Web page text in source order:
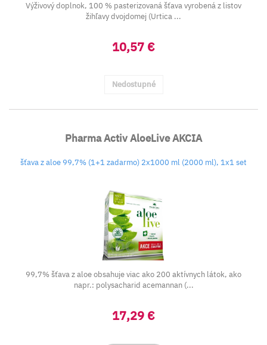
Výživový doplnok, 100 % pasterizovaná šťava vyrobená z listov
žihľavy dvojdomej (Urtica ...
10,57 €
Nedostupné
Pharma Activ AloeLive AKCIA
šťava z aloe 99,7% (1+1 zadarmo) 2x1000 ml (2000 ml), 1x1 set
99,7% šťava z aloe obsahuje viac ako 200 aktívnych látok, ako
napr.: polysacharid acemannan (...
17,29 €